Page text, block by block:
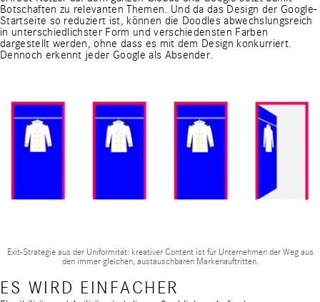
Botschaften zu relevanten Themen. Und da das Design der Google-
Startseite so reduziert ist, können die Doodles abwechslungsreich
in unterschiedlichster Form und verschiedensten Farben
dargestellt werden, ohne dass es mit dem Design konkurriert.
Dennoch erkennt jeder Google als Absender.
Exit-Strategie aus der Uniformität: kreativer Content ist für Unternehmen der Weg aus
den immer gleichen, austauschbaren Markenauftritten.
ES WIRD EINFACHER